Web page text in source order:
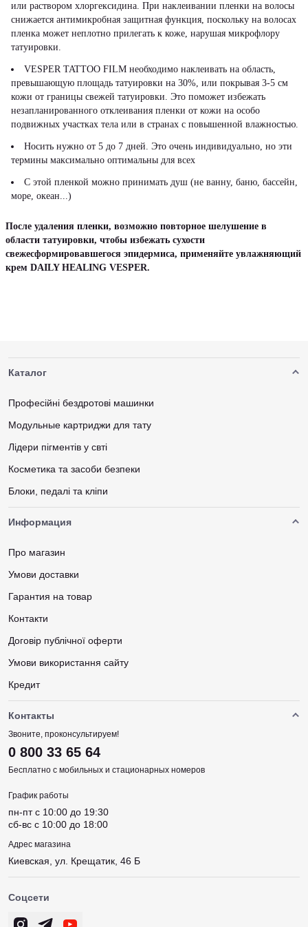
или раствором хлоргексидина. При наклеивании пленки на волосы
снижается антимикробная защитная функция, поскольку на волосах
пленка может неплотно прилегать к коже, нарушая микрофлору
татуировки.
VESPER TATTOO FILM необходимо наклеивать на область,
превышающую площадь татуировки на 30%, или покрывая 3-5 см
кожи от границы свежей татуировки. Это поможет избежать
незапланированного отклеивания пленки от кожи на особо
подвижных участках тела или в странах с повышенной влажностью.
Носить нужно от 5 до 7 дней. Это очень индивидуально, но эти
термины максимально оптимальны для всех
С этой пленкой можно принимать душ (не ванну, баню, бассейн,
море, океан...)
После удаления пленки, возможно повторное шелушение в
области татуировки, чтобы избежать сухости
свежесформировавшегося эпидермиса, применяйте увлажняющий
крем DAILY HEALING VESPER.
Каталог
Професійні бездротові машинки
Модульные картриджи для тату
Лідери пігментів у свті
Косметика та засоби безпеки
Блоки, педалі та кліпи
Информация
Про магазин
Умови доставки
Гарантия на товар
Контакти
Договір публічної оферти
Умови використання сайту
Кредит
Контакты
Звоните, проконсультируем!
0 800 33 65 64
Бесплатно с мобильных и стационарных номеров
График работы
пн-пт c 10:00 до 19:30
сб-вс c 10:00 до 18:00
Адрес магазина
Киевская, ул. Крещатик, 46 Б
Соцсети